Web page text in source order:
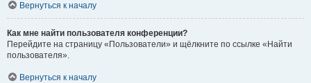
Вернуться к началу
Как мне найти пользователя конференции?
Перейдите на страницу «Пользователи» и щёлкните по ссылке «Найти
пользователя».
Вернуться к началу